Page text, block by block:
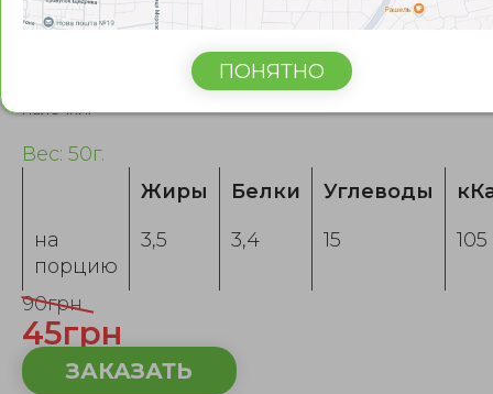
Суси спайси эби
Суши гункан с тигровой креветкой и острым соусом
Бесплатно прилагается: имбирь, васаби, соевый соус,
палочки.
Вес: 50г.
на
порцию
Жиры
3,5
Белки
3,4
Углеводы
15
105
90грн
45грн
ЗАКАЗАТЬ
ПОНЯТНО